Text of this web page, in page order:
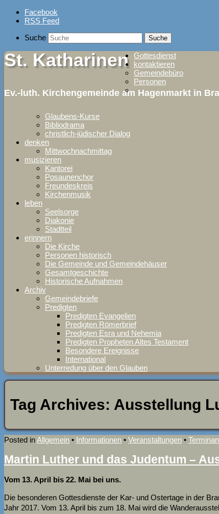
Skip
Facebook
RSS Feed
Suche
St. Katharinen
Ev.-luth. Kirchengemeinde am Hagenmarkt in
Gottesdienst
kontaktieren
Gemeindebüro
Personen
Glaubens-Kurse
Bibliodrama
christlich-jüdischer Dialog
denken
Mittwochnachmittag
musizieren
Kantorei
Posaunenchor
Freundeskreis
Kirchenmusik
leben
Seelsorge
Diakonie
Stadtteil
erinnern
Die Kirche
Personen historisch
Die Gemeinde und Gemeindehäuser
Gesamtgeschichte
Historische Aufnahmen
Archiv
Gemeindebriefe
Predigten
Predigten Evangelien
Predigten Römerbrief
Predigten Esra und Nehemia
Predigten Propheten Altes Testament
Besondere Ereignisse
International
Unterredung über den Glauben
Tag Archives: Ausstellung
Posted inAllgemein • Informationen • Veranstaltungen •
Martin Luther und das Judentum –
Vom 13. April bis 22. Mai bei uns.
Die besonderen Gottesdienste der Kar- und Ostertage in der
Jahr 2017. Vom 13. April bis zum 18. Mai wird die